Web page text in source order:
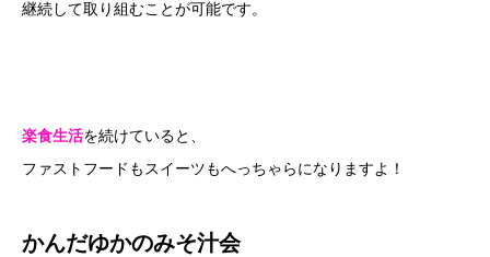
継続して取り組むことが可能です。
楽食生活を続けていると、
ファストフードもスイーツもへっちゃらになりますよ！
かんだゆかのみそ汁会